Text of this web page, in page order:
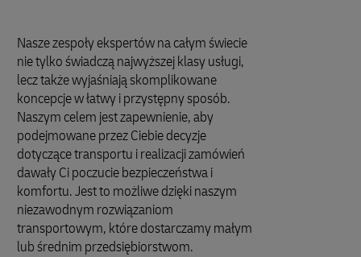
Nasze zespoły ekspertów na całym świecie
nie tylko świadczą najwyższej klasy usługi,
lecz także wyjaśniają skomplikowane
koncepcje w łatwy i przystępny sposób.
Naszym celem jest zapewnienie, aby
podejmowane przez Ciebie decyzje
dotyczące transportu i realizacji zamówień
dawały Ci poczucie bezpieczeństwa i
komfortu. Jest to możliwe dzięki naszym
niezawodnym rozwiązaniom
transportowym, które dostarczamy małym
lub średnim przedsiębiorstwom.